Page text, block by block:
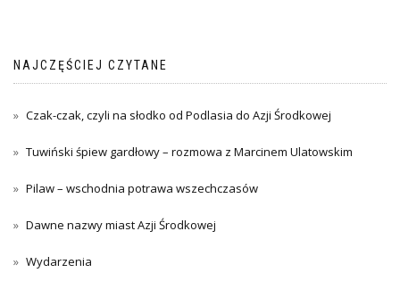
NAJCZĘŚCIEJ CZYTANE
Czak-czak, czyli na słodko od Podlasia do Azji Środkowej
Tuwiński śpiew gardłowy – rozmowa z Marcinem Ulatowskim
Pilaw – wschodnia potrawa wszechczasów
Dawne nazwy miast Azji Środkowej
Wydarzenia